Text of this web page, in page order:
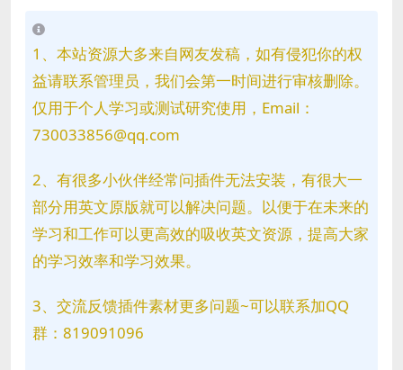
1、本站资源大多来自网友发稿，如有侵犯你的权
益请联系管理员，我们会第一时间进行审核删除。
仅用于个人学习或测试研究使用，Email：
730033856@qq.com
2、有很多小伙伴经常问插件无法安装，有很大一
部分用英文原版就可以解决问题。以便于在未来的
学习和工作可以更高效的吸收英文资源，提高大家
的学习效率和学习效果。
3、交流反馈插件素材更多问题~可以联系加QQ
群：819091096